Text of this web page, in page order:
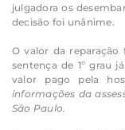
julgadora os
decisão foi unânime.
O valor da
sentença de 1º grau
valor pago pela
informações da
São Paulo.